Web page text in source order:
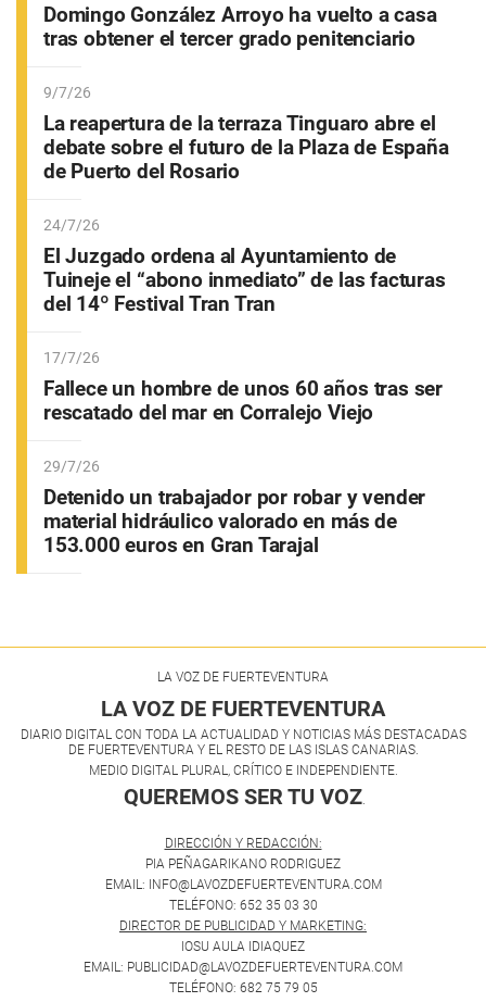
Domingo González Arroyo ha vuelto a casa
tras obtener el tercer grado penitenciario
9/7/26
La reapertura de la terraza Tinguaro abre el
debate sobre el futuro de la Plaza de España
de Puerto del Rosario
24/7/26
El Juzgado ordena al Ayuntamiento de
Tuineje el “abono inmediato” de las facturas
del 14º Festival Tran Tran
17/7/26
Fallece un hombre de unos 60 años tras ser
rescatado del mar en Corralejo Viejo
29/7/26
Detenido un trabajador por robar y vender
material hidráulico valorado en más de
153.000 euros en Gran Tarajal
LA VOZ DE FUERTEVENTURA
LA VOZ DE FUERTEVENTURA
DIARIO DIGITAL CON TODA LA ACTUALIDAD Y NOTICIAS MÁS DESTACADAS
DE FUERTEVENTURA Y EL RESTO DE LAS ISLAS CANARIAS.
MEDIO DIGITAL PLURAL, CRÍTICO E INDEPENDIENTE.
QUEREMOS SER TU VOZ
DIRECCIÓN Y REDACCIÓN:
PIA PEÑAGARIKANO RODRIGUEZ
EMAIL: INFO@LAVOZDEFUERTEVENTURA.COM
TELÉFONO: 652 35 03 30
DIRECTOR DE PUBLICIDAD Y MARKETING:
IOSU AULA IDIAQUEZ
EMAIL: PUBLICIDAD@LAVOZDEFUERTEVENTURA.COM
TELÉFONO: 682 75 79 05